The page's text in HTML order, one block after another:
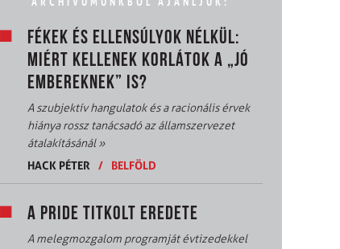
FÉKEK ÉS ELLENSÚLYOK NÉLKÜL:
MIÉRT KELLENEK KORLÁTOK A „JÓ
EMBEREKNEK” IS?
A szubjektív hangulatok és a racionális érvek
hiánya rossz tanácsadó az államszervezet
átalakításánál»
HACK PÉTER
/ BELFÖLD
A PRIDE TITKOLT EREDETE
A melegmozgalom programját évtizedekkel